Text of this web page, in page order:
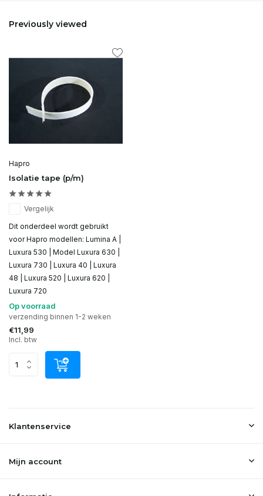
Previously viewed
Hapro
Isolatie tape (p/m)
Vergelijk
Dit onderdeel wordt gebruikt
voor Hapro modellen: Lumina A |
Luxura 530 | Model Luxura 630 |
Luxura 730 | Luxura 40 | Luxura
48 | Luxura 520 | Luxura 620 |
Luxura 720
Op voorraad
verzending binnen 1-2 weken
€11,99
Incl. btw
Klantenservice
Mijn account